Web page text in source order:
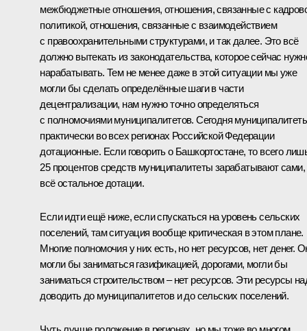
межбюджетные отношения, отношения, связанные с
политикой, отношения, связанные с взаимодействием
с правоохранительными структурами, и так далее. Это всё
должно вытекать из законодательства, которое сейчас
нарабатывать. Тем не менее даже в этой ситуации мы уже
могли бы сделать определённые шаги в части
децентрализации, нам нужно точно определяться
с полномочиями муниципалитетов. Сегодня
практически во всех регионах Российской Федерации
дотационные. Если говорить о Башкортостане, то всего
25 процентов средств муниципалитеты зарабатывают сами,
всё остальное дотации.
Если идти ещё ниже, если спускаться на уровень сельских
поселений, там ситуация вообще критическая в этом плане.
Многие полномочия у них есть, но нет ресурсов, нет денег.
могли бы заниматься газификацией, дорогами, могли бы
заниматься строительством – нет ресурсов. Эти ресурсы
доводить до муниципалитетов и до сельских поселений.